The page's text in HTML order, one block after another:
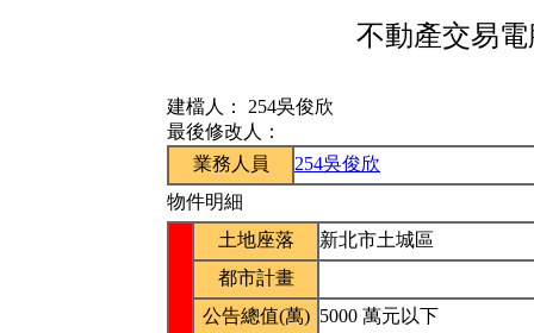
不動產交易
建檔人： 254吳俊欣
最後修改人：
業務人員
254吳俊欣
物件明細
土地座落
新北市土城區
都市計畫
公告總值(萬) 5000 萬元以下